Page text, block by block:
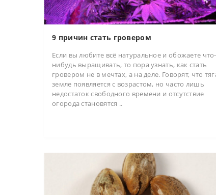
9 причин стать гровером
Если вы любите всё натуральное и обожаете что-
нибудь выращивать, то пора узнать, как стать
гровером не в мечтах, а на деле. Говорят, что
земле появляется с возрастом, но часто лишь
недостаток свободного времени и отсутствие
огорода становятся ..